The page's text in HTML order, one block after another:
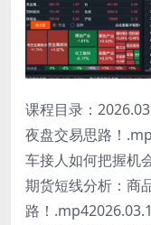
课程目录：
夜盘交易思路！
车接人如何把握机
期货短线分析：商
路！